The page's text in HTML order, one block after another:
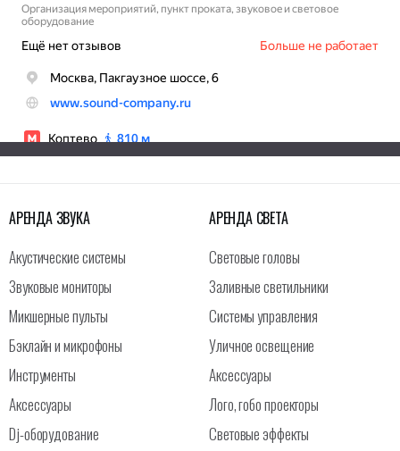
АРЕНДА ЗВУКА
Акустические системы
Звуковые мониторы
Микшерные пульты
Бэклайн и микрофоны
Инструменты
Аксессуары
Dj-оборудование
АРЕНДА СВЕТА
Световые головы
Заливные светильники
Системы управления
Уличное освещение
Аксессуары
Лого, гобо проекторы
Световые эффекты